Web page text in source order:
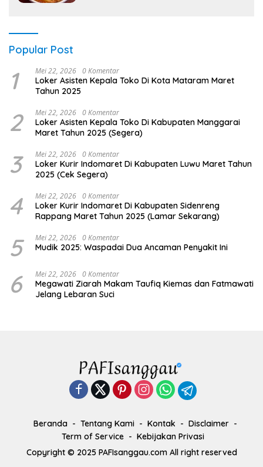
Popular Post
1 Mei 22, 2026 0 Komentar
Loker Asisten Kepala Toko Di Kota Mataram Maret
Tahun 2025
2 Mei 22, 2026 0 Komentar
Loker Asisten Kepala Toko Di Kabupaten Manggarai
Maret Tahun 2025 (Segera)
3 Mei 22, 2026 0 Komentar
Loker Kurir Indomaret Di Kabupaten Luwu Maret Tahun
2025 (Cek Segera)
4 Mei 22, 2026 0 Komentar
Loker Kurir Indomaret Di Kabupaten Sidenreng
Rappang Maret Tahun 2025 (Lamar Sekarang)
5 Mei 22, 2026 0 Komentar
Mudik 2025: Waspadai Dua Ancaman Penyakit Ini
6 Mei 22, 2026 0 Komentar
Megawati Ziarah Makam Taufiq Kiemas dan Fatmawati
Jelang Lebaran Suci
Beranda Tentang Kami Kontak
Disclaimer
Term of Service
Kebijakan Privasi
Copyright © 2025 PAFIsanggau.com All right reserved